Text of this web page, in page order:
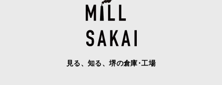
見る、知る、堺の倉庫･工場